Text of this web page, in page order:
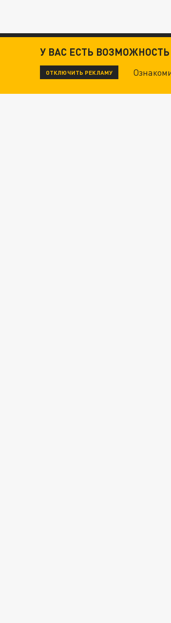
У ВАС ЕСТЬ
ОТКЛЮЧИТЬ РЕКЛАМУ